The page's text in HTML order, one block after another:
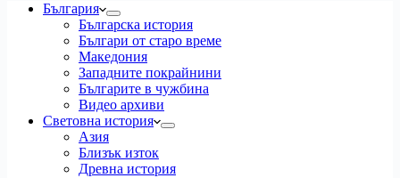
България
Българска история
Българи от старо време
Македония
Западните покрайнини
Българите в чужбина
Видео архиви
Световна история
Азия
Близък изток
Древна история